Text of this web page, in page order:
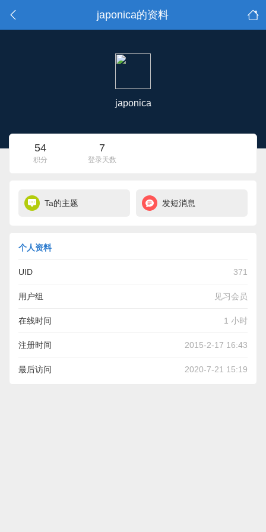
japonica的资料
japonica
54
积分
7
登录天数
Ta的主题 发短消息
个人资料
UID 371
用户组 见习会员
在线时间 1 小时
注册时间 2015-2-17 16:43
最后访问 2020-7-21 15:19